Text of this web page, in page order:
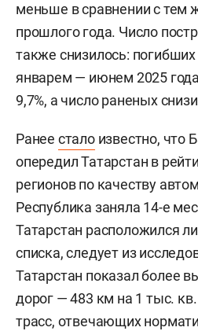
меньше в сравнении с тем
прошлого года. Число
также снизилось:
январем — июнем 2025
9,7%, а число раненых
Ранее сталоизвестно, что
опередил Татарстан в
регионов по качеству
Республика заняла 14-е
Татарстан расположился
списка, следует из
Татарстан показал более
дорог — 483 км на 1 тыс.
трасс, отвечающих